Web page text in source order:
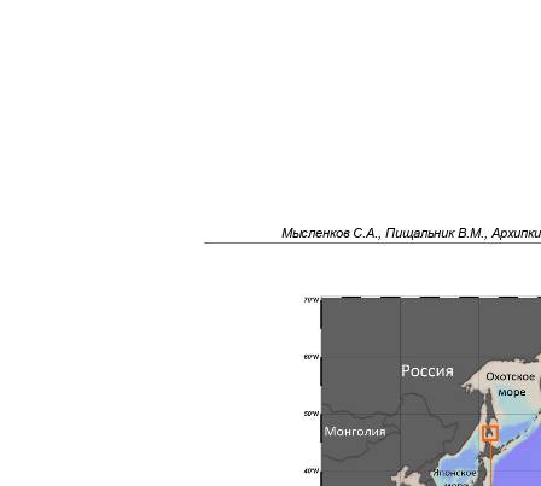
Мысленков С.А., Пищальник В.М.,